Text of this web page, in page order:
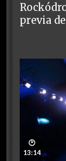
previa
🕑
13:14